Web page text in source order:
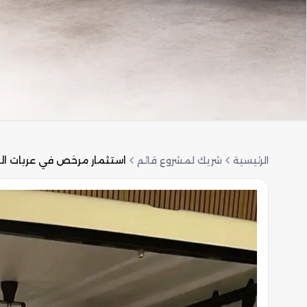
الرئيسية شريك لمشروع قائم استثمار مرخص في عربات